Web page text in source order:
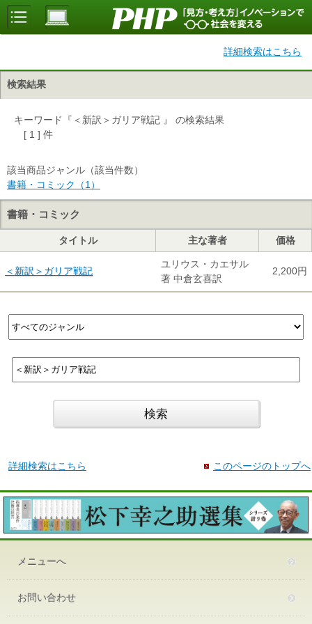
詳細検索はこちら
検索結果
キーワード『＜新訳＞ガリア戦記 』 の検索結果
[ 1 ] 件
該当商品ジャンル（該当件数）
書籍・コミック（1）
書籍・コミック
タイトル 主な著者 価格
＜新訳＞ガリア戦記
ユリウス・カエサル
著 中倉玄喜訳
2,200円
詳細検索はこちら このページのトップへ
メニューへ
お問い合わせ